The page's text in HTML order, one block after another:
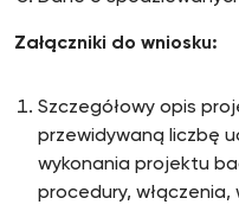
Załączniki do wniosku:
Szczegółowy opis
przewidywaną liczbę
wykonania projektu
procedury, włączenia,